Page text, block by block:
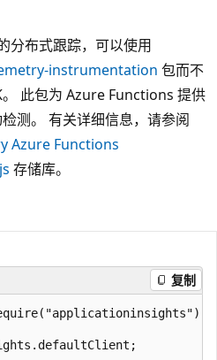
分布式跟踪，可以使用
instrumentation 包而不
此包为 Azure Functions 提供
测。 有关详细信息，请参阅
Azure Functions
存储库。
复制